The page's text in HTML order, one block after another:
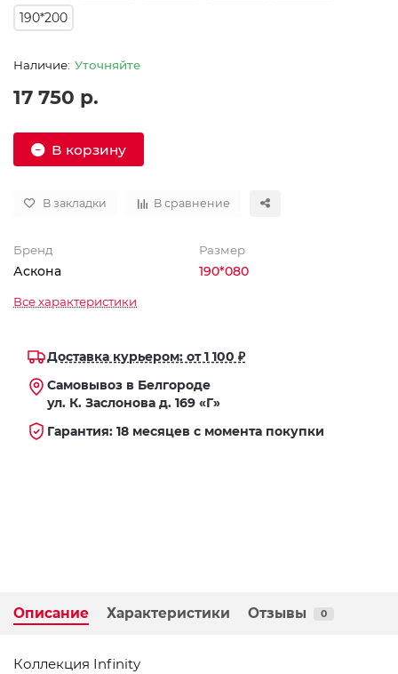
190*200
Уточняйте
17 750 р.
В корзину
В закладки В сравнение
Бренд
Аскона
Размер
190*080
Все характеристики
Доставка курьером: от 1 100 ₽
Самовывоз в Белгороде
ул. К. Заслонова д. 169 «Г»
Гарантия: 18 месяцев с момента покупки
Описание Характеристики Отзывы 0
Коллекция Infinity